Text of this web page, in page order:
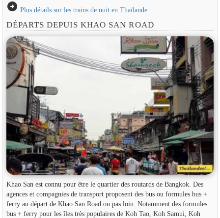
arrow_circle_right Plus détails sur les trains de nuit en Thaïlande
DÉPARTS DEPUIS KHAO SAN ROAD
Khao San est connu pour être le quartier des routards de Bangkok. Des
agences et compagnies de transport proposent des bus ou formules bus +
ferry au départ de Khao San Road ou pas loin. Notamment des formules
bus + ferry pour les îles très populaires de Koh Tao, Koh Samui, Koh